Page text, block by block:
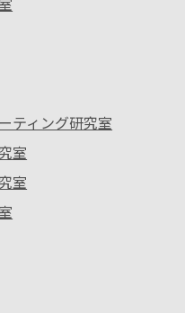
ティング研究室
室
室